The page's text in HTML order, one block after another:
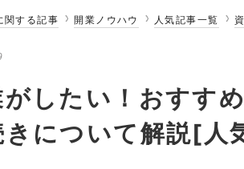
関する記事 開業ノウハウ 人気記事一覧
がしたい！おすす
について解説[人